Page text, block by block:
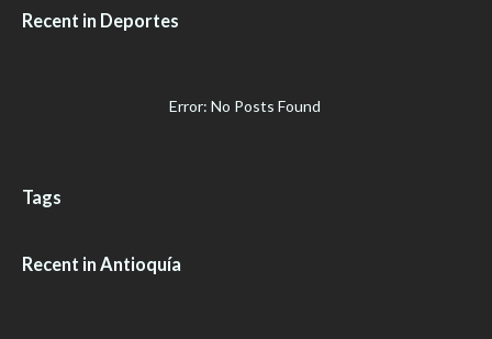
Recent in Deportes
Error: No Posts Found
Tags
Recent in Antioquía